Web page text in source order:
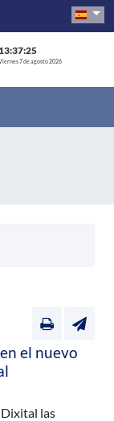
13:37:25
7 de agosto 2026
el nuevo
las